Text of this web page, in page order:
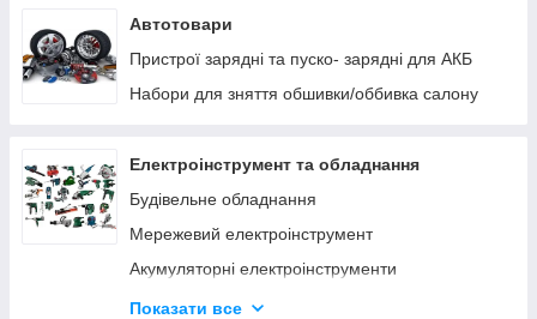
Автотовари
Пристрої зарядні та пуско- зарядні для АКБ
Набори для зняття обшивки/оббивка салону
Електроінструмент та обладнання
Будівельне обладнання
Мережевий електроінструмент
Акумуляторні електроінструменти
Деревообробний інструмент
Показати все